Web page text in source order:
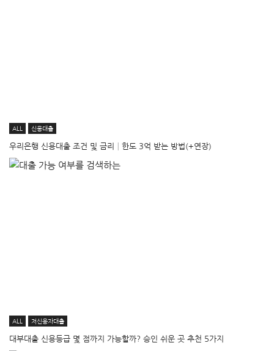
ALL 신용대출
우리은행 신용대출 조건 및 금리│한도 3억 받는 방법(+연장)
ALL 저신용자대출
대부대출 신용등급 몇 점까지 가능할까? 승인 쉬운 곳 추천 5가지